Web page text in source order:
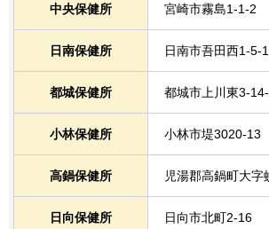
中央保健所 宮崎市霧島1-1-2
日南保健所 日南市吾田西1-5-
都城保健所 都城市上川東3-
小林保健所 小林市堤3020-13
高鍋保健所 児湯郡高鍋町大字
日向保健所 日向市北町2-16